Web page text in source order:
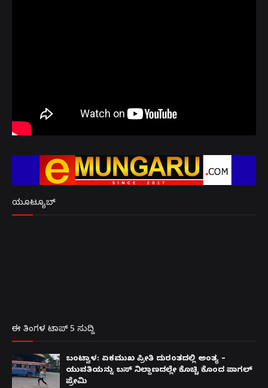
ಯೂಟ್ಯೂಬ್
ಈ ತಿಂಗಳ ಟಾಪ್ 5 ಸುದ್ದಿ
ಬಂಟ್ವಾಳ: ಏಕಮುಖ ಪ್ರೀತಿ ದುರಂತದಲ್ಲಿ ಅಂತ್ಯ –
ಯುವತಿಯನ್ನು ಬಸ್ ನಿಲ್ದಾಣದಲ್ಲೇ ಕೊಚ್ಚಿ ಕೊಂದ ಪಾಗಲ್
ಪ್ರೇಮಿ